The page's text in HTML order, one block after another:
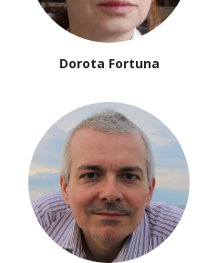
Dorota Fortuna